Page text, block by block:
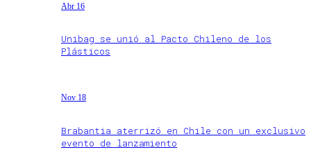
Abr 16
Unibag se unió al Pacto Chileno de los
Plásticos
Nov 18
Brabantia aterrizó en Chile con un exclusivo
evento de lanzamiento